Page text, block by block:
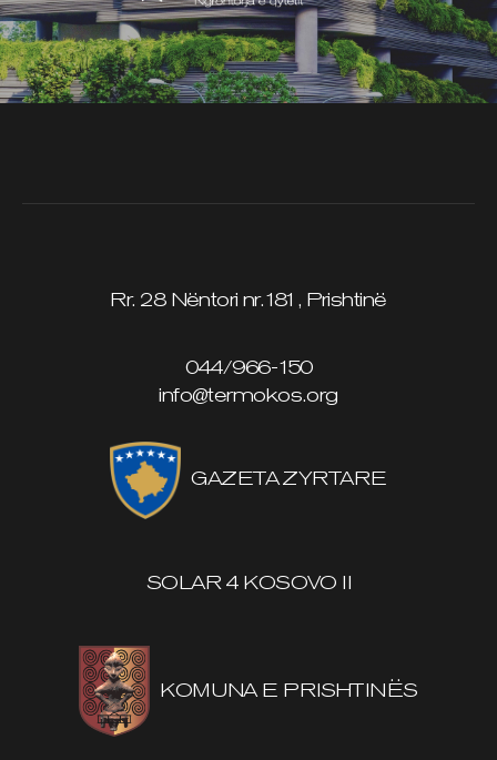
Rr. 28 Nëntori nr.181, Prishtinë
044/966-150
info@termokos.org
GAZETA ZYRTARE
SOLAR 4 KOSOVO II
KOMUNA E PRISHTINËS